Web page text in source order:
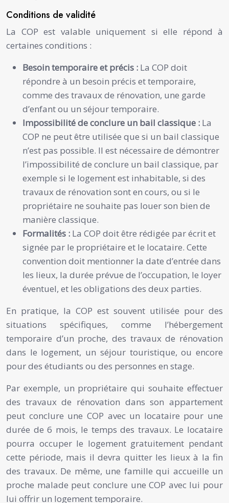
Conditions de validité
La COP est valable uniquement si elle répond à
certaines conditions :
Besoin temporaire et précis : La COP doit
répondre à un besoin précis et temporaire,
comme des travaux de rénovation, une garde
d’enfant ou un séjour temporaire.
Impossibilité de conclure un bail classique : La
COP ne peut être utilisée que si un bail classique
n’est pas possible. Il est nécessaire de démontrer
l’impossibilité de conclure un bail classique, par
exemple si le logement est inhabitable, si des
travaux de rénovation sont en cours, ou si le
propriétaire ne souhaite pas louer son bien de
manière classique.
Formalités : La COP doit être rédigée par écrit et
signée par le propriétaire et le locataire. Cette
convention doit mentionner la date d’entrée dans
les lieux, la durée prévue de l’occupation, le loyer
éventuel, et les obligations des deux parties.
En pratique, la COP est souvent utilisée pour des
situations spécifiques, comme l’hébergement
temporaire d’un proche, des travaux de rénovation
dans le logement, un séjour touristique, ou encore
pour des étudiants ou des personnes en stage.
Par exemple, un propriétaire qui souhaite effectuer
des travaux de rénovation dans son appartement
peut conclure une COP avec un locataire pour une
durée de 6 mois, le temps des travaux. Le locataire
pourra occuper le logement gratuitement pendant
cette période, mais il devra quitter les lieux à la fin
des travaux. De même, une famille qui accueille un
proche malade peut conclure une COP avec lui pour
lui offrir un logement temporaire.